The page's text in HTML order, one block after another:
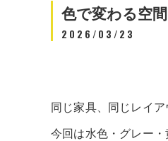
色で変わる空間
2026/03/23
同じ家具、同じレイ
今回は水色・グレー